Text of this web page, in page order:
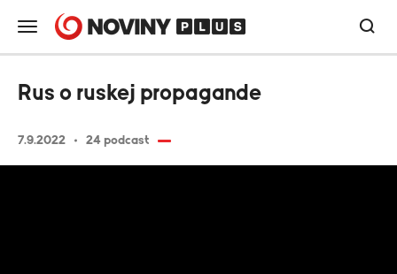
7.9.2022 24 podcast
Rus o ruskej propagande